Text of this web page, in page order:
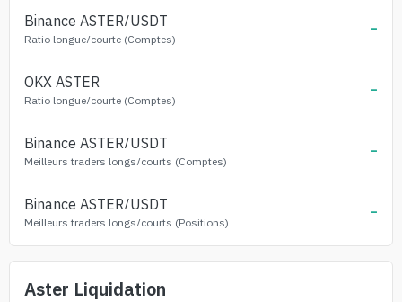
Binance ASTER/USDT
Ratio longue/courte (Comptes) -
OKX ASTER
Ratio longue/courte (Comptes) -
Binance ASTER/USDT
Meilleurs traders longs/courts (Comptes) -
Binance ASTER/USDT
Meilleurs traders longs/courts (Positions) -
Aster Liquidation